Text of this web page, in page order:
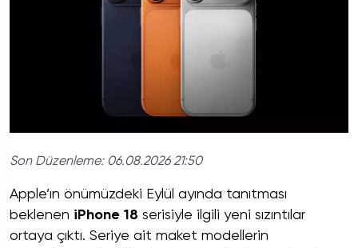
Son Düzenleme: 06.08.2026 21:50
Apple’ın önümüzdeki Eylül ayında tanıtması
beklenen iPhone 18 serisiyle ilgili yeni sızıntılar
ortaya çıktı. Seriye ait maket modellerin